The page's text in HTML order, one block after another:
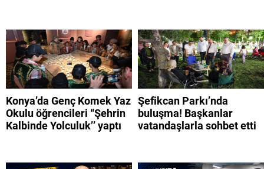
Konya’da Genç Komek Yaz
Okulu öğrencileri “Şehrin
Kalbinde Yolculuk’’ yaptı
Şefikcan Parkı’nda
buluşma! Başkanlar
vatandaşlarla sohbet etti